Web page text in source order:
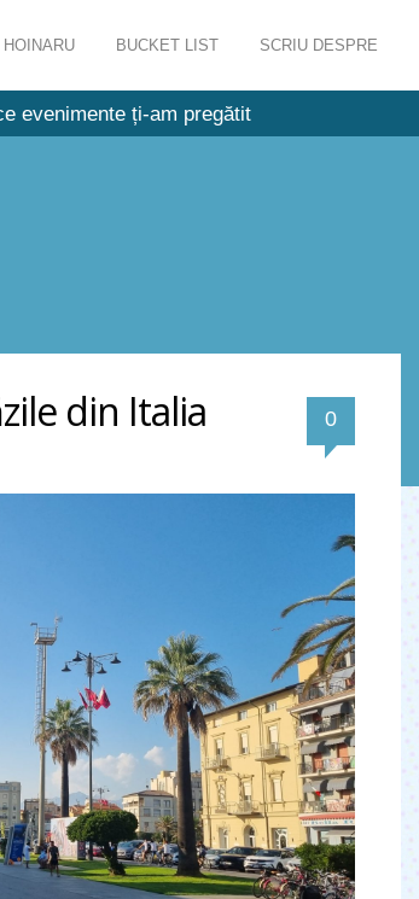
HOINARU BUCKET LIST SCRIU DESPRE
evenimente ți-am pregătit
din Italia 0